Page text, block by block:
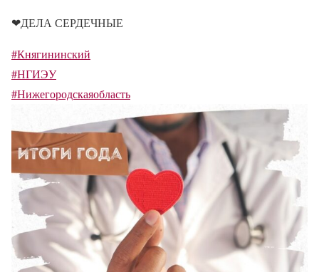
❤ДЕЛА СЕРДЕЧНЫЕ
#Княгининский
#НГИЭУ
#Нижегородскаяобласть